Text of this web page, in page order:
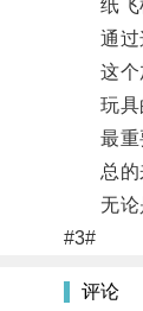
纸飞机
通过这
这个加
玩具的
最重要
总的来
无论是
#3#
评论